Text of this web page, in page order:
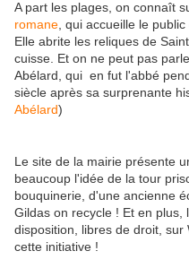
A part les plages, on connaît
romane , qui accueille le
Elle abrite les reliques de
cuisse. Et on ne peut pas
Abélard, qui en fut l'abbé
siècle après sa surprenante
Abélard)
Le site de la mairie présente
beaucoup l'idée de la tour
bouquinerie, d'une ancienne
Gildas on recycle ! Et en
disposition, libres de droit,
cette initiative !